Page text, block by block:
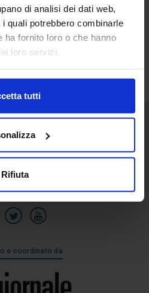
di analisi dei dati web,
quali potrebbero combinarle
ha fornito loro o che hanno
loro servizi.
tutti
Rifiuta
30
Ago
srl
21/A
| Milano | Italia
e coordinato da